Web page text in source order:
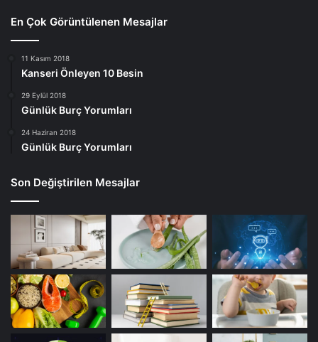
En Çok Görüntülenen Mesajlar
11 Kasım 2018
Kanseri Önleyen 10 Besin
29 Eylül 2018
Günlük Burç Yorumları
24 Haziran 2018
Günlük Burç Yorumları
Son Değiştirilen Mesajlar